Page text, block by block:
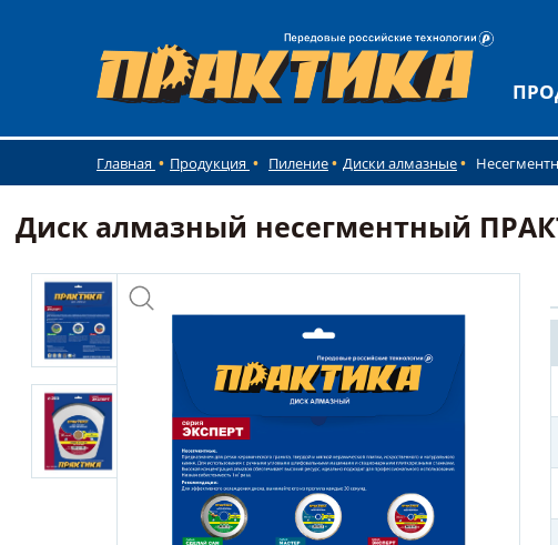
Главная Продукция Пиление Диски алмазные
Диск алмазный несегментный